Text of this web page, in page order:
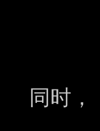
同时